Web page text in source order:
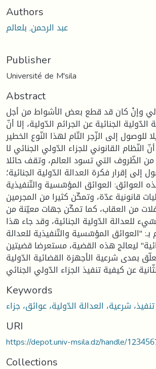
Authors
عبد الرحمن, بلعالم
Publisher
Université de M'sila
Abstract
وإنْ كان قد قطع بعض الأشواط من أجل
الجنائية عن الجرائم الدّولية، إلا أنّ
للوصول إلى الزّجر التّام لهذا النّوع الخطير
النّظام القانوني للجزاء الدّولي الجنائي لا
من الظّروف التي تسود العالم، وتقف حائلا
إلى إقرار فكرة العدالة الدّولية الجنائية؛
العوائق: العوائق المؤسّسية والتّنفيذية
قانونية عدّة، وتمكّن كثيرا من المجرمين
من العقاب، كما تمكّن جهات معيّنة من
للعدالة الدّولية الجنائية، وقد جاء هذا
"العوائق المؤسّسية والتّنفيذية للعدالة
ليعالج هذه القضية، مستعرضا قضيتين
بمدى شرعية الأجهزة القضائية الدّولية
Keywords
تنفيذ، شرعية، العدالة الدّولية، عوائق، جزاء
URI
https://depot.univ-msila.dz/handle/
Collections